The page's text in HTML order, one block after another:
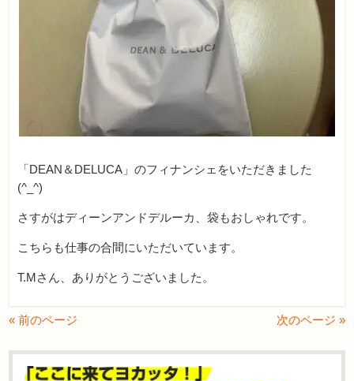
「DEAN＆DELUCA」のフィナンシェをいただきました
(^_^)
さすがはディーンアンドデルーカ、袋もおしゃれです。
こちらも仕事の合間にいただいています。
T.Mさん、ありがとうございました。
« 前のページ 次のページ »